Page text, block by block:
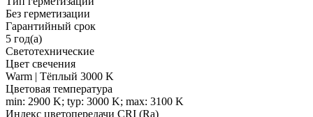
Без герметизации
Гарантийный срок
5 год(а)
Светотехнические
Цвет свечения
Warm | Тёплый 3000 K
Цветовая температура
min: 2900 K; typ: 3000 K; max: 3100 K
Индекс цветопередачи CRI (Ra)